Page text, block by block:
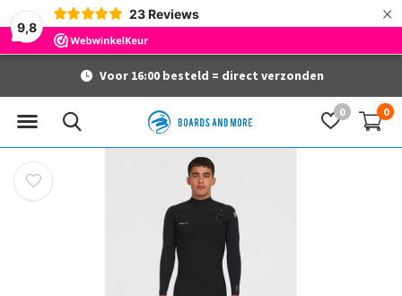
9,8
23 Reviews ×
0 0
Voor 16:00 besteld = direct verzonden